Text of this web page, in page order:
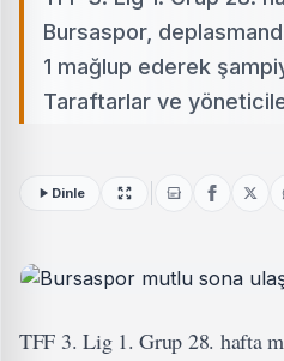
Bursaspor,
1 mağlup ederek
Taraftarlar ve
Dinle
TFF 3. Lig 1. Grup 28. hafta